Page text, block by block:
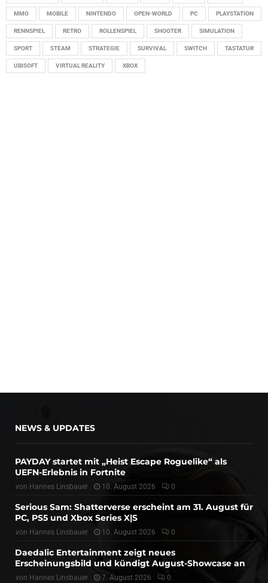
MMO MOBILE NINTENDO OPEN-WORLD PC PLAYSTATION
RENNSPIEL RETRO ROLLENSPIEL SHOOTER SIMULATION
SPORT STEAM STRATEGIE SURVIVAL SWITCH TASTATUR
UBISOFT VIRTUAL REALITY XBOX
NEWS & UPDATES
PAYDAY startet mit „Heist Escape Roguelike“ als
UEFN-Erlebnis in Fortnite
von Hannes Linsbauer 10. August 2026 0
Serious Sam: Shatterverse erscheint am 31. August für
PC, PS5 und Xbox Series X|S
von Hannes Linsbauer 10. August 2026 0
Daedalic Entertainment zeigt neues
Erscheinungsbild und kündigt August-Showcase an
von Hannes Linsbauer 7. August 2026 0